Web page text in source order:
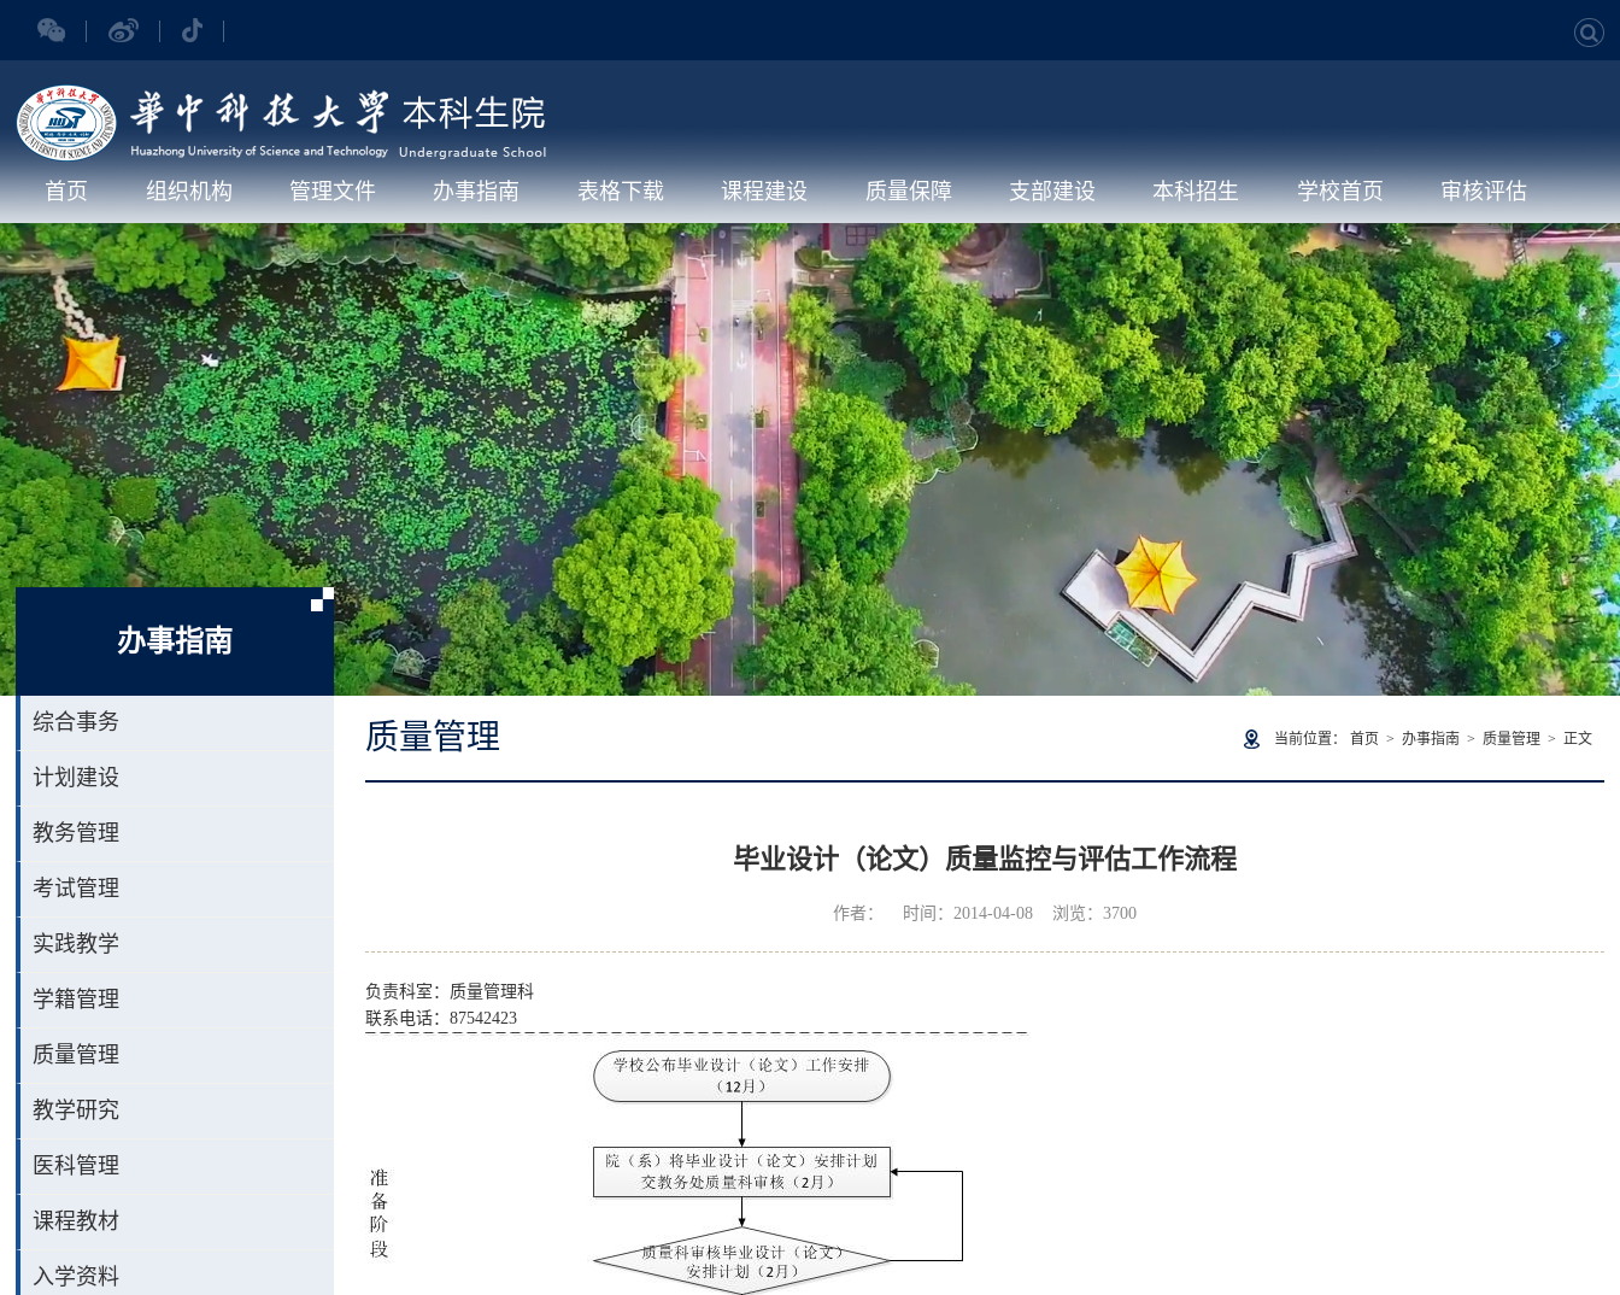
首页 组织机构 管理文件 办事指南 表格下载 课程建设 质量保障 支部建设 本科招生 学校首页 审核评估
办事指南
综合事务
计划建设
教务管理
考试管理
实践教学
学籍管理
质量管理
教学研究
医科管理
课程教材
入学资料
质量管理 当前位置： 首页 > 办事指南 > 质量管理> 正文
毕业设计（论文）质量监控与评估工作流程
作者： 时间：2014-04-08 浏览： 3700
负责科室：质量管理科
联系电话：87542423